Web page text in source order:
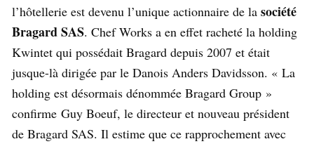
l’hôtellerie est devenu l’unique actionnaire de la société
Bragard SAS. Chef Works a en effet racheté la holding
Kwintet qui possédait Bragard depuis 2007 et était
jusque-là dirigée par le Danois Anders Davidsson. « La
holding est désormais dénommée Bragard Group »
confirme Guy Boeuf, le directeur et nouveau président
de Bragard SAS. Il estime que ce rapprochement avec